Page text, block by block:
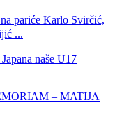
pariće Karlo Svirčić,
...
naše U17
– MATIJA